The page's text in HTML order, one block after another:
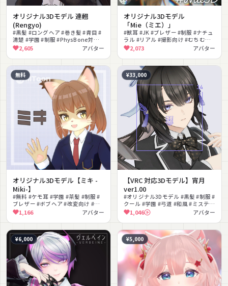
オリジナル3Dモデル 連翹
(Rengyo)
#黒髪 #ロングヘア #巻き髪 #青目 #
清楚 #学園 #制服 #PhysBone対応
#lilToon対応 #VRM対応
2,605 アバター
オリジナル3Dモデル
「Mie（ミエ）」
#獣耳 #JK #ブレザー #制服 #ナチュ
ラル #リアル #撮影向け #むちむち
#ARKit #素体あり
2,073 アバター
無料
オリジナル3Dモデル【ミキ -
Miki-】
#無料 #ケモ耳 #学園 #茶髪 #制服 #
ブレザー #ボブヘア #改変向け #ナ
チュラル #メスケモ
1,166 アバター
¥33,000
【VRC 対応3Dモデル】宵月
ver1.00
#オリジナル3Dモデル #黒髪 #制服 #
クール #学園 #弓道 #和風 #ミステリ
アス #撮影向け #PSD付き
1,046 アバター
¥6,000 ¥5,000